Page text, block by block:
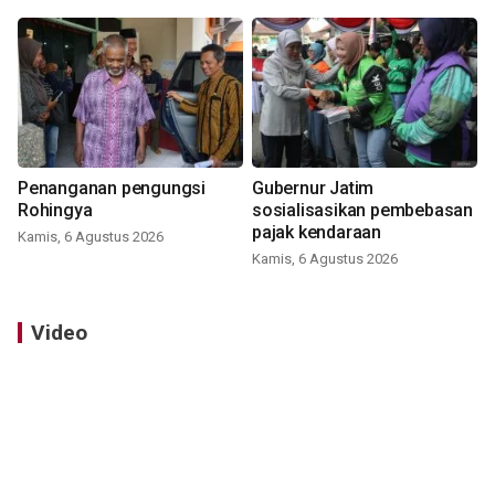
Penanganan pengungsi
Rohingya
Kamis, 6 Agustus 2026
Gubernur Jatim
sosialisasikan pembebasan
pajak kendaraan
Kamis, 6 Agustus 2026
Video